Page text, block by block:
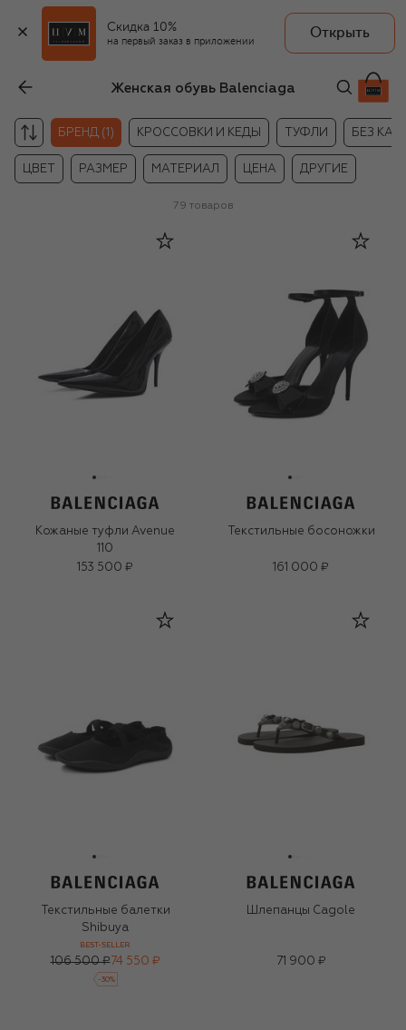
Скидка 10%
на первый заказ в приложении
Открыть
Женская обувь Balenciaga
БРЕНД (1) КРОССОВКИ И КЕДЫ ТУФЛИ БЕЗ
ЦВЕТ РАЗМЕР МАТЕРИАЛ ЦЕНА ДРУГИЕ
79 товаров
Кожаные туфли Avenue
110
153 500 ₽
Текстильные босоножки
161 000 ₽
Текстильные балетки
Shibuya
BEST-SELLER
106 500 ₽74 550 ₽
-30%
Шлепанцы Cagole
71 900 ₽